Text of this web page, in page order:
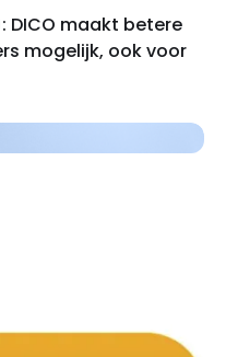
DICO maakt betere
mogelijk, ook voor